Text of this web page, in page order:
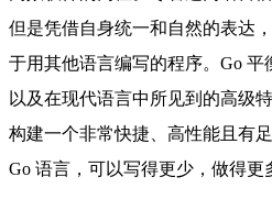
但是凭借自身统一和自然的表达
于用其他语言编写的程序。Go 平
以及在现代语言中所见到的高级
构建一个非常快捷、高性能且有
Go 语言，可以写得更少，做得更